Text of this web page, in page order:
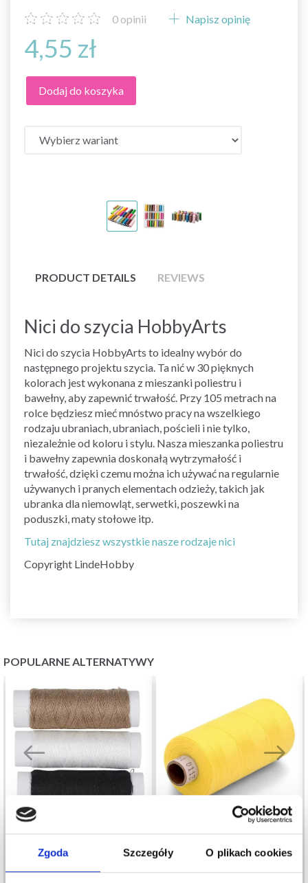
Zgoda Szczegóły O plikach cookies
0 opinii Napisz opinię
4,55 zł
Dodaj do koszyka
PRODUCT DETAILS REVIEWS
Nici do szycia HobbyArts
Nici do szycia HobbyArts to idealny wybór do
następnego projektu szycia. Ta nić w 30 pięknych
kolorach jest wykonana z mieszanki poliestru i
bawełny, aby zapewnić trwałość. Przy 105 metrach na
rolce będziesz mieć mnóstwo pracy na wszelkiego
rodzaju ubraniach, ubraniach, pościeli i nie tylko,
niezależnie od koloru i stylu. Nasza mieszanka poliestru
i bawełny zapewnia doskonałą wytrzymałość i
trwałość, dzięki czemu można ich używać na regularnie
używanych i pranych elementach odzieży, takich jak
ubranka dla niemowląt, serwetki, poszewki na
poduszki, maty stołowe itp.
Tutaj znajdziesz wszystkie nasze rodzaje nici
Copyright LindeHobby
POPULARNE ALTERNATYWY